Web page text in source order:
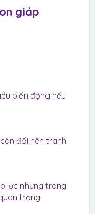
giáp
biến động nếu
đối nên tránh
lực nhưng trong
trọng.